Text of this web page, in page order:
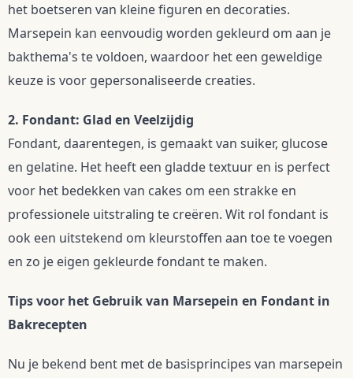
het boetseren van kleine figuren en decoraties.
Marsepein kan eenvoudig worden gekleurd om aan je
bakthema's te voldoen, waardoor het een geweldige
keuze is voor gepersonaliseerde creaties.
2. Fondant: Glad en Veelzijdig
Fondant, daarentegen, is gemaakt van suiker, glucose
en gelatine. Het heeft een gladde textuur en is perfect
voor het bedekken van cakes om een strakke en
professionele uitstraling te creëren. Wit rol fondant is
ook een uitstekend om kleurstoffen aan toe te voegen
en zo je eigen gekleurde fondant te maken.
Tips voor het Gebruik van Marsepein en Fondant in
Bakrecepten
Nu je bekend bent met de basisprincipes van marsepein